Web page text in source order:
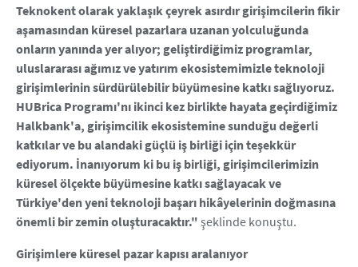
Teknokent olarak yaklaşık çeyrek asırdır girişimcilerin fikir
aşamasından küresel pazarlara uzanan yolculuğunda
onların yanında yer alıyor; geliştirdiğimiz programlar,
uluslararası ağımız ve yatırım ekosistemimizle teknoloji
girişimlerinin sürdürülebilir büyümesine katkı sağlıyoruz.
HUBrica Programı'nı ikinci kez birlikte hayata geçirdiğimiz
Halkbank'a, girişimcilik ekosistemine sunduğu değerli
katkılar ve bu alandaki güçlü iş birliği için teşekkür
ediyorum. İnanıyorum ki bu iş birliği, girişimcilerimizin
küresel ölçekte büyümesine katkı sağlayacak ve
Türkiye'den yeni teknoloji başarı hikâyelerinin doğmasına
önemli bir zemin oluşturacaktır." şeklinde konuştu.
Girişimlere küresel pazar kapısı aralanıyor